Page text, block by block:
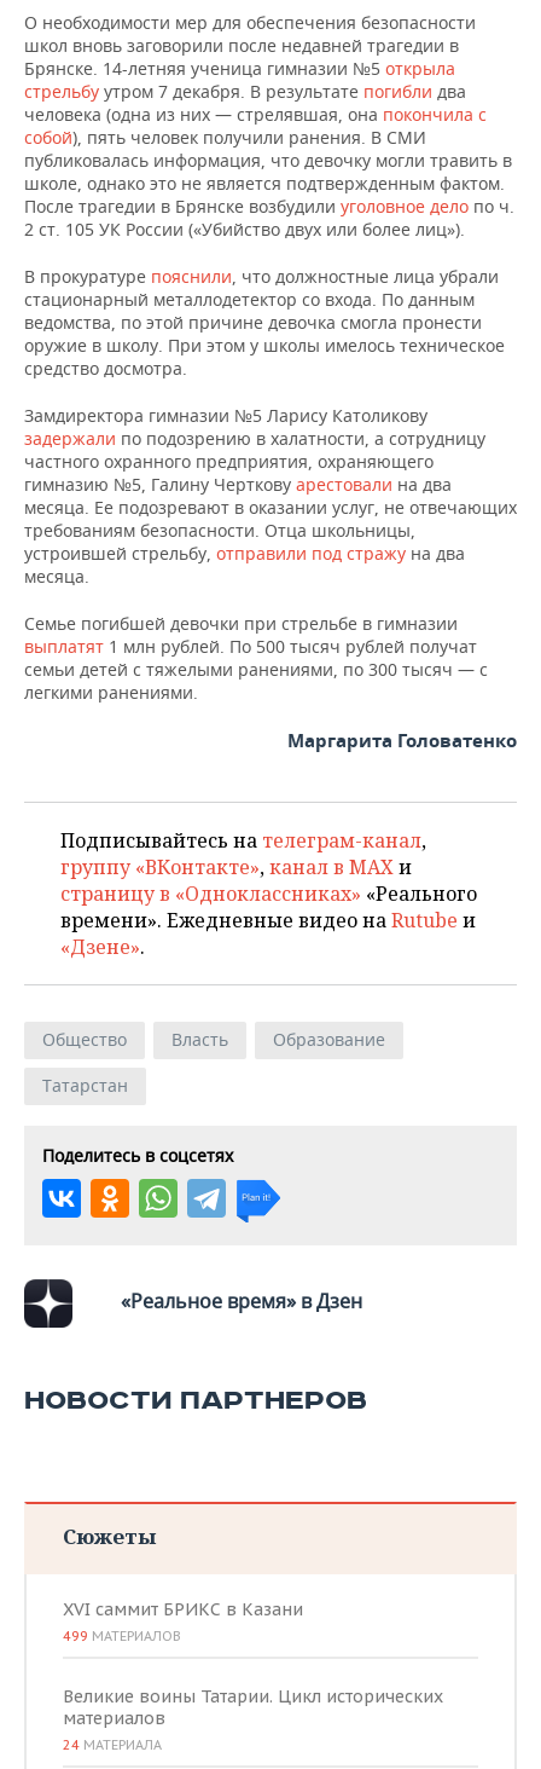
О необходимости мер для обеспечения безопасности
школ вновь заговорили после недавней трагедии в
Брянске. 14-летняя ученица гимназии №5 открыла
стрельбу утром 7 декабря. В результате погибли два
человека (одна из них — стрелявшая, она покончила с
собой), пять человек получили ранения. В СМИ
публиковалась информация, что девочку могли травить в
школе, однако это не является подтвержденным фактом.
После трагедии в Брянске возбудили уголовное дело по ч.
2 ст. 105 УК России («Убийство двух или более лиц»).
В прокуратуре пояснили, что должностные лица убрали
стационарный металлодетектор со входа. По данным
ведомства, по этой причине девочка смогла пронести
оружие в школу. При этом у школы имелось техническое
средство досмотра.
Замдиректора гимназии №5 Ларису Католикову
задержали по подозрению в халатности, а сотрудницу
частного охранного предприятия, охраняющего
гимназию №5, Галину Черткову арестовали на два
месяца. Ее подозревают в оказании услуг, не отвечающих
требованиям безопасности. Отца школьницы,
устроившей стрельбу, отправили под стражу на два
месяца.
Семье погибшей девочки при стрельбе в гимназии
выплатят 1 млн рублей. По 500 тысяч рублей получат
семьи детей с тяжелыми ранениями, по 300 тысяч — с
легкими ранениями.
Маргарита Головатенко
Подписывайтесь на телеграм-канал,
группу «ВКонтакте»,канал в MAXи
страницу в «Одноклассниках» «Реального
времени». Ежедневные видео наRutube и
«Дзене».
Общество Власть
Образование
Татарстан
Поделитесь в соцсетях
«Реальное время» в Дзен
НОВОСТИ ПАРТНЕРОВ
Сюжеты
XVI саммит БРИКС в Казани
499 МАТЕРИАЛОВ
Великие воины Татарии. Цикл исторических
материалов
24 МАТЕРИАЛА